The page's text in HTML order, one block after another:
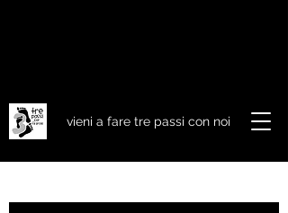
vieni a fare tre passi con noi